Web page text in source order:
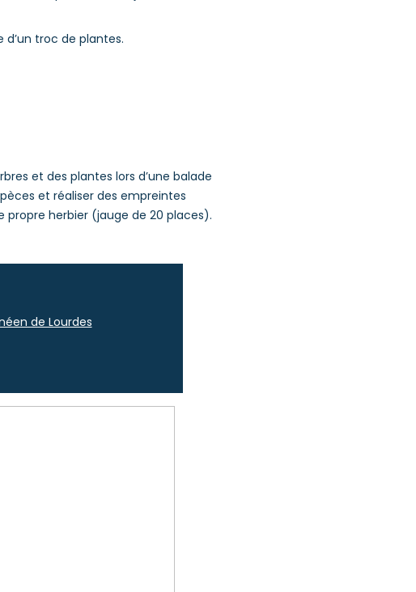
d’un troc de plantes.
et des plantes lors d’une balade
et réaliser des empreintes
propre herbier (jauge de 20 places).
de Lourdes